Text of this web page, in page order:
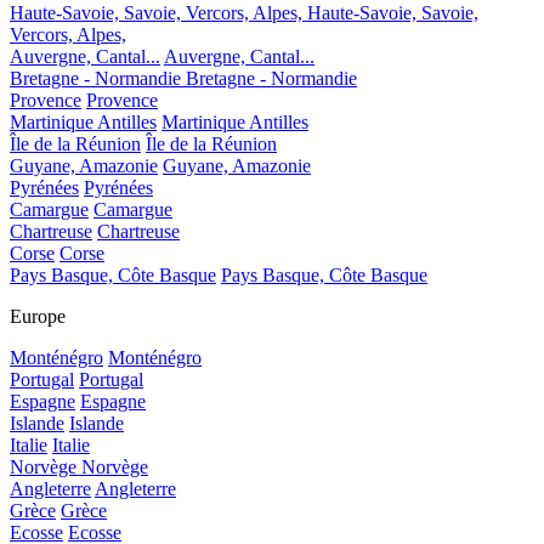
Haute-Savoie, Savoie, Vercors, Alpes, Haute-Savoie, Savoie,
Vercors, Alpes,
Auvergne, Cantal... Auvergne, Cantal...
Bretagne - Normandie Bretagne - Normandie
Provence Provence
Martinique Antilles Martinique Antilles
Île de la Réunion Île de la Réunion
Guyane, Amazonie Guyane, Amazonie
Pyrénées Pyrénées
Camargue Camargue
Chartreuse Chartreuse
Corse Corse
Pays Basque, Côte Basque Pays Basque, Côte Basque
Europe
Monténégro Monténégro
Portugal Portugal
Espagne Espagne
Islande Islande
Italie Italie
Norvège Norvège
Angleterre Angleterre
Grèce Grèce
Ecosse Ecosse